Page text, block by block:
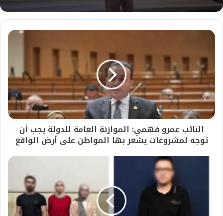
النائب عمرو فهمي: الموازنة العامة للدولة يجب أن
توجه لمشروعات يشعر بها المواطن على أرض الواقع